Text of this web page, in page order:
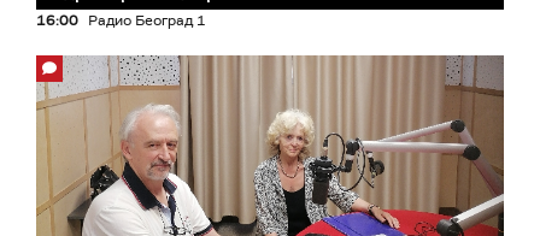
16:00 Радио Београд 1